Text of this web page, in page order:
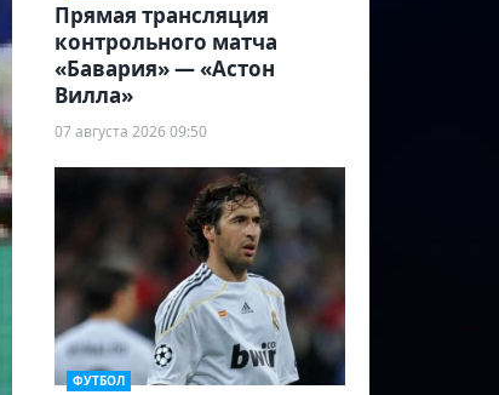
Прямая трансляция
контрольного матча
«Бавария» — «Астон
Вилла»
07 августа 2026 09:50
ФУТБОЛ